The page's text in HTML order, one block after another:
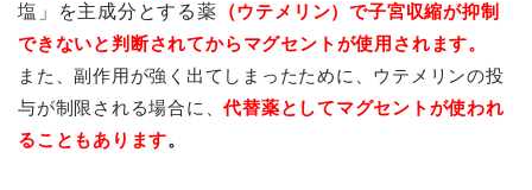
塩」を主成分とする薬 （ウテメリン）で子宮収縮が抑制
できないと判断されてからマグセントが使用されます。
また、副作用が強く出てしまったために、ウテメリンの投
与が制限される場合に、代替薬としてマグセントが使われ
ることもあります。